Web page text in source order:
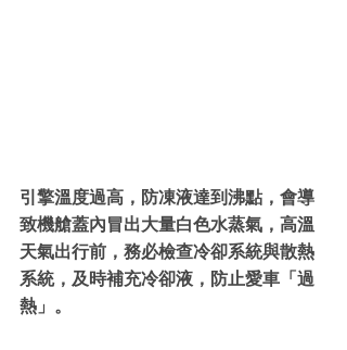
引擎溫度過高，防凍液達到沸點，會導
致機艙蓋內冒出大量白色水蒸氣，高溫
天氣出行前，務必檢查冷卻系統與散熱
系統，及時補充冷卻液，防止愛車「過
熱」。